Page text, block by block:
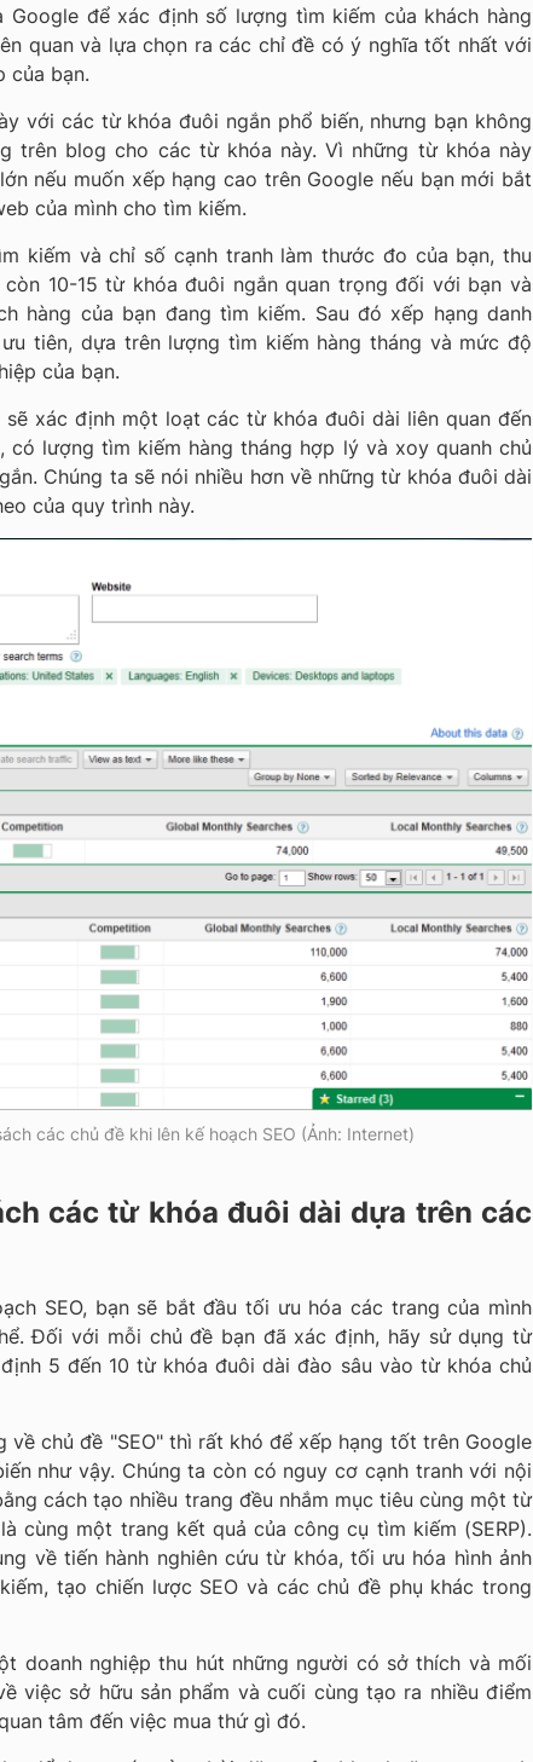
Google để xác định số lượng tìm kiếm của khách hàng
quan và lựa chọn ra các chỉ đề có ý nghĩa tốt nhất với
của bạn.
với các từ khóa đuôi ngắn phổ biến, nhưng bạn không
trên blog cho các từ khóa này. Vì những từ khóa này
nếu muốn xếp hạng cao trên Google nếu bạn mới bắt
của mình cho tìm kiếm.
kiếm và chỉ số cạnh tranh làm thước đo của bạn, thu
còn 10-15 từ khóa đuôi ngắn quan trọng đối với bạn và
hàng của bạn đang tìm kiếm. Sau đó xếp hạng danh
tiên, dựa trên lượng tìm kiếm hàng tháng và mức độ
của bạn.
sẽ xác định một loạt các từ khóa đuôi dài liên quan đến
có lượng tìm kiếm hàng tháng hợp lý và xoy quanh chủ
Chúng ta sẽ nói nhiều hơn về những từ khóa đuôi dài
của quy trình này.
các chủ đề khi lên kế hoạch SEO (Ảnh: Internet)
các từ khóa đuôi dài dựa trên các
SEO, bạn sẽ bắt đầu tối ưu hóa các trang của mình
Đối với mỗi chủ đề bạn đã xác định, hãy sử dụng từ
5 đến 10 từ khóa đuôi dài đào sâu vào từ khóa chủ
về chủ đề "SEO" thì rất khó để xếp hạng tốt trên Google
như vậy. Chúng ta còn có nguy cơ cạnh tranh với nội
cách tạo nhiều trang đều nhắm mục tiêu cùng một từ
cùng một trang kết quả của công cụ tìm kiếm (SERP).
về tiến hành nghiên cứu từ khóa, tối ưu hóa hình ảnh
tạo chiến lược SEO và các chủ đề phụ khác trong
doanh nghiệp thu hút những người có sở thích và mối
việc sở hữu sản phẩm và cuối cùng tạo ra nhiều điểm
tâm đến việc mua thứ gì đó.